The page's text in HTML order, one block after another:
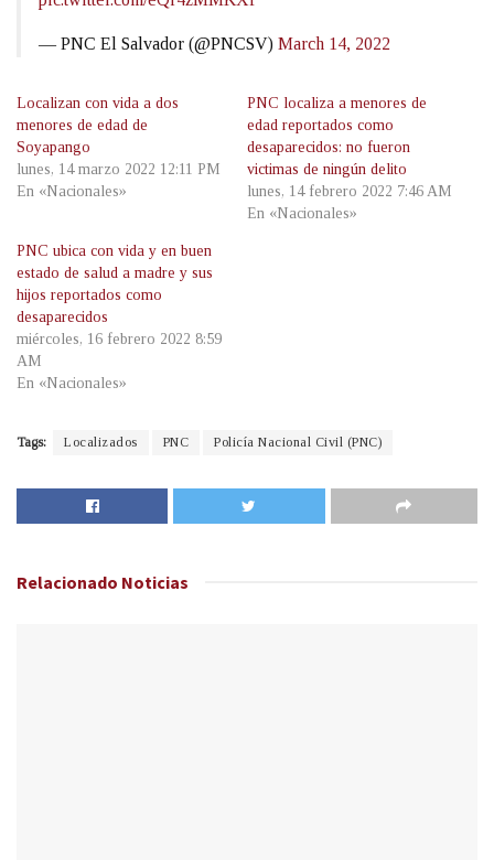
— PNC El Salvador (@PNCSV) March 14, 2022
Localizan con vida a dos
menores de edad de
Soyapango
lunes, 14 marzo 2022 12:11 PM
En «Nacionales»
PNC localiza a menores de
edad reportados como
desaparecidos: no fueron
victimas de ningún delito
lunes, 14 febrero 2022 7:46 AM
En «Nacionales»
PNC ubica con vida y en buen
estado de salud a madre y sus
hijos reportados como
desaparecidos
miércoles, 16 febrero 2022 8:59
AM
En «Nacionales»
Tags: Localizados PNC Policía Nacional Civil (PNC)
Relacionado Noticias